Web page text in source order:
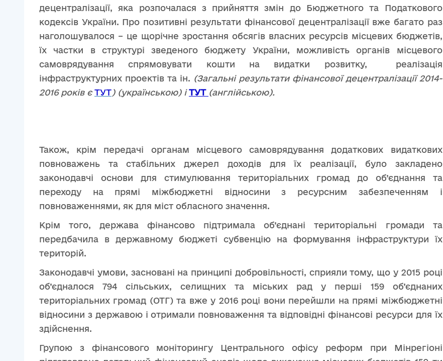
децентралізації, яка розпочалася з прийняття змін до Бюджетного та Податкового
кодексів України. Про позитивні результати фінансової децентралізації вже багато раз
наголошувалося – це щорічне зростання обсягів власних ресурсів місцевих бюджетів,
їх частки в структурі зведеного бюджету України, можливість органів місцевого
самоврядування спрямовувати кошти на видатки розвитку, реалізація
інфраструктурних проектів та ін. (Загальні результати фінансової децентралізації 2014-
2016 років єТУТ) (українською) іТУТ (англійською).
Також, крім передачі органам місцевого самоврядування додаткових видаткових
повноважень та стабільних джерел доходів для їх реалізації, було закладено
законодавчі основи для стимулювання територіальних громад до об’єднання та
переходу на прямі міжбюджетні відносини з ресурсним забезпеченням і
повноваженнями, як для міст обласного значення.
Крім того, держава фінансово підтримала об’єднані територіальні громади та
передбачила в державному бюджеті субвенцію на формування інфраструктури їх
територій.
Законодавчі умови, засновані на принципі добровільності, сприяли тому, що у 2015 році
об’єдналося 794 сільських, селищних та міських рад у перші 159 об’єднаних
територіальних громад (ОТГ) та вже у 2016 році вони перейшли на прямі міжбюджетні
відносини з державою і отримали повноваження та відповідні фінансові ресурси для їх
здійснення.
Групою з фінансового моніторингу Центрального офісу реформ при Мінрегіоні